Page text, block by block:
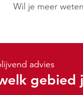
Wil je meer
advies